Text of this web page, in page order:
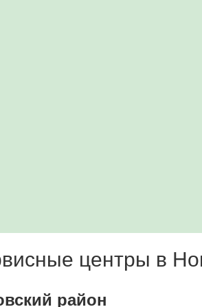
центры в
район